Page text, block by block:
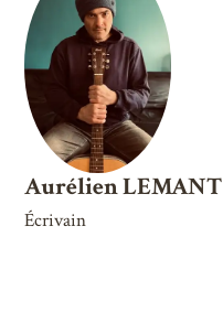
Aurélien LEMANT
Écrivain